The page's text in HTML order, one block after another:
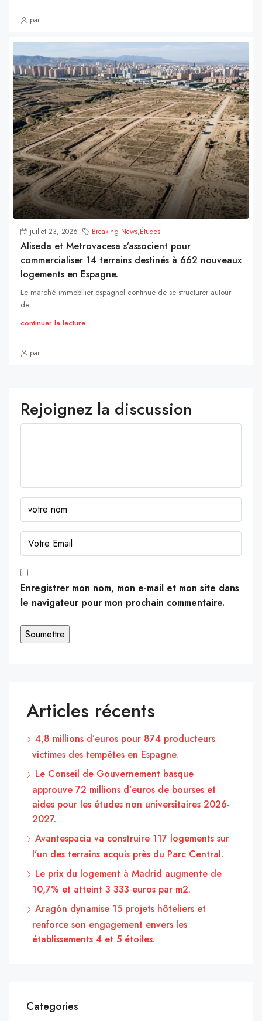
par
juillet 23, 2026 Breaking News,Études
Aliseda et Metrovacesa s’associent pour
commercialiser 14 terrains destinés à 662 nouveaux
logements en Espagne.
Le marché immobilier espagnol continue de se structurer autour
de...
continuer la lecture
par
Rejoignez la discussion
Enregistrer mon nom, mon e-mail et mon site dans
le navigateur pour mon prochain commentaire.
Articles récents
4,8 millions d’euros pour 874 producteurs
victimes des tempêtes en Espagne.
Le Conseil de Gouvernement basque
approuve 72 millions d’euros de bourses et
aides pour les études non universitaires 2026-
2027.
Avantespacia va construire 117 logements sur
l’un des terrains acquis près du Parc Central.
Le prix du logement à Madrid augmente de
10,7% et atteint 3 333 euros par m2.
Aragón dynamise 15 projets hôteliers et
renforce son engagement envers les
établissements 4 et 5 étoiles.
Categories